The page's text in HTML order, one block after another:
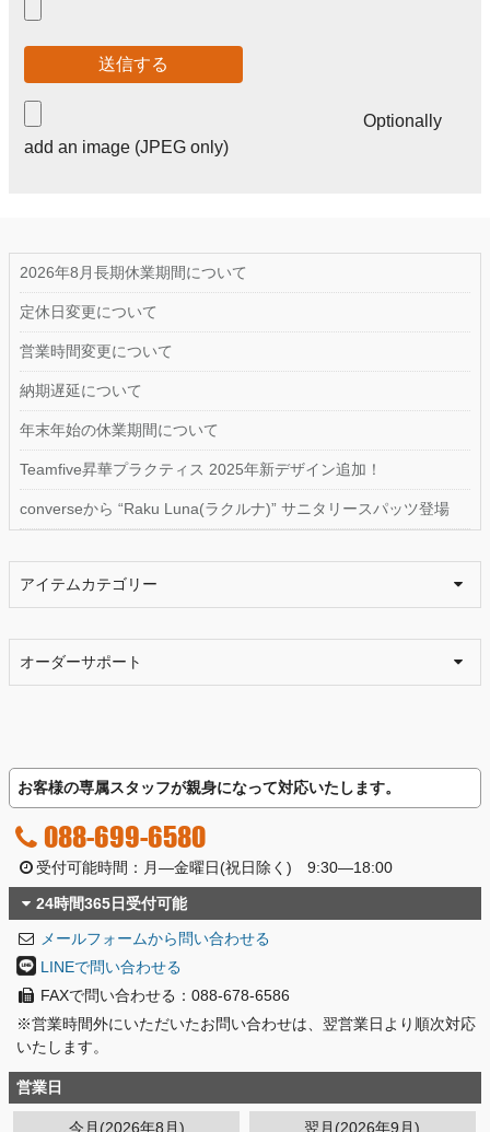
Optionally
add an image (JPEG only)
2026年8月長期休業期間について
定休日変更について
営業時間変更について
納期遅延について
年末年始の休業期間について
Teamfive昇華プラクティス 2025年新デザイン追加！
converseから “Raku Luna(ラクルナ)” サニタリースパッツ登場
アイテムカテゴリー
オーダーサポート
お客様の専属スタッフが親身になって対応いたします。
088-699-6580
受付可能時間：月―金曜日(祝日除く) 9:30―18:00
24時間365日受付可能
メールフォームから問い合わせる
LINEで問い合わせる
FAXで問い合わせる：088-678-6586
※営業時間外にいただいたお問い合わせは、翌営業日より順次対応
いたします。
営業日
今月(2026年8月) 翌月(2026年9月)